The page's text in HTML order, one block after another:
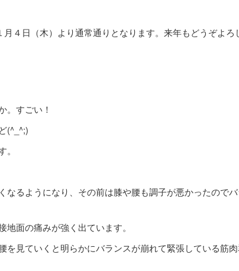
月４日（木）より通常通りとなります。 来年もどうぞよろ
。すごい！
(^_^;)
るようになり、その前は膝や腰も調子が悪かったので
面の痛みが強く出ています。
見ていくと明らかにバランスが崩れて緊張している筋